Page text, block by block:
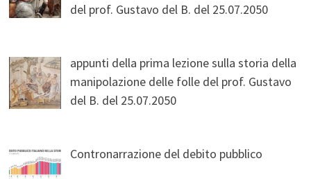
del prof. Gustavo del B. del 25.07.2050
appunti della prima lezione sulla storia della
manipolazione delle folle del prof. Gustavo
del B. del 25.07.2050
Contronarrazione del debito pubblico